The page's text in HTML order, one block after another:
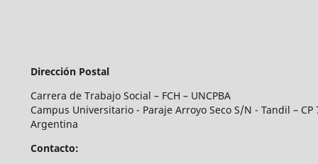
Dirección Postal
Carrera de Trabajo Social – FCH – UNCPBA
Campus Universitario - Paraje Arroyo Seco S/N - Tandil – CP
Argentina
Contacto: